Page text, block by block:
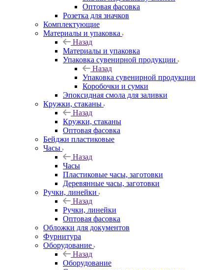
Оптовая фасовка
Розетка для значков
Комплектующие
Материалы и упаковка
Назад
Материалы и упаковка
Упаковка сувенирной продукции
Назад
Упаковка сувенирной продукции
Коробочки и сумки
Эпоксидная смола для заливки
Кружки, стаканы
Назад
Кружки, стаканы
Оптовая фасовка
Бейджи пластиковые
Часы
Назад
Часы
Пластиковые часы, заготовки
Деревянные часы, заготовки
Ручки, линейки
Назад
Ручки, линейки
Оптовая фасовка
Обложки для документов
Фурнитура
Оборудование
Назад
Оборудование